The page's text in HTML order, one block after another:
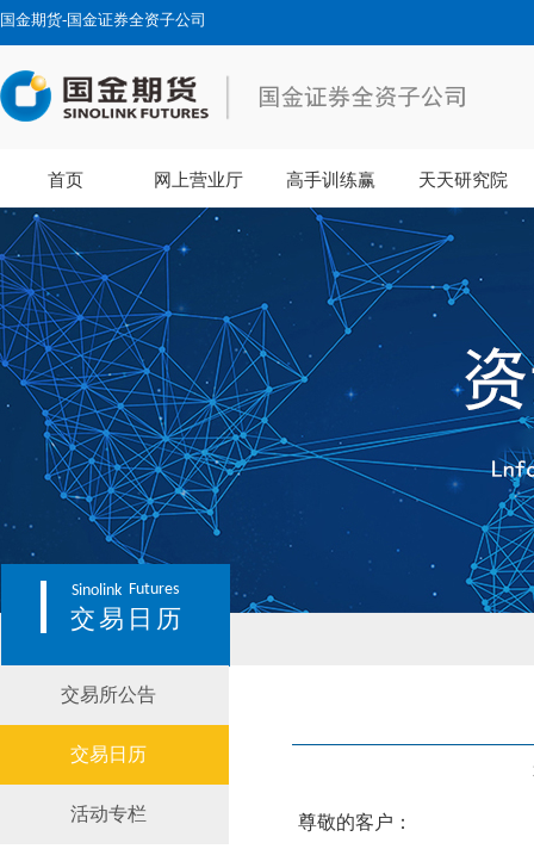
国金期货-国金证券全资子公司
首页 网上营业厅 高手训练赢 天天研究院
Sinolink Futures
交易日历
交易所公告
交易日历
活动专栏 尊敬的客户：